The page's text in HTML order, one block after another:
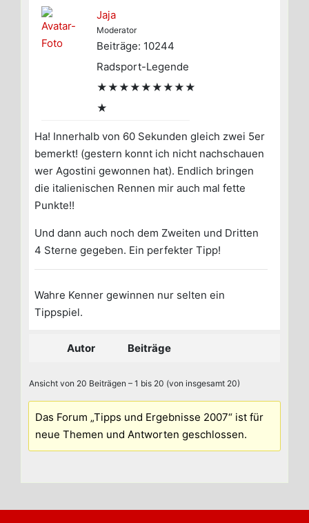
Jaja
Moderator
Beiträge: 10244
Radsport-Legende
★★★★★★★★★
★
Ha! Innerhalb von 60 Sekunden gleich zwei 5er
bemerkt! (gestern konnt ich nicht nachschauen
wer Agostini gewonnen hat). Endlich bringen
die italienischen Rennen mir auch mal fette
Punkte!!
Und dann auch noch dem Zweiten und Dritten
4 Sterne gegeben. Ein perfekter Tipp!
Wahre Kenner gewinnen nur selten ein
Tippspiel.
Autor Beiträge
Ansicht von 20 Beiträgen – 1 bis 20 (von insgesamt 20)
Das Forum „Tipps und Ergebnisse 2007“ ist für
neue Themen und Antworten geschlossen.